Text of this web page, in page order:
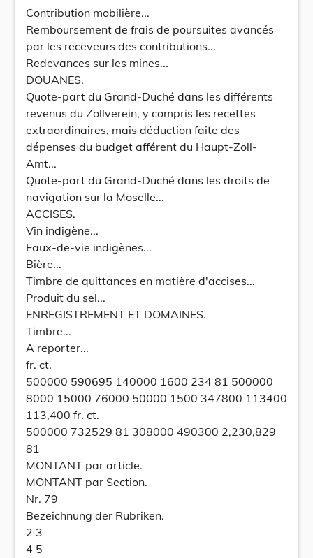
Contribution mobilière...
Remboursement de frais de poursuites avancés
par les receveurs des contributions...
Redevances sur les mines...
DOUANES.
Quote-part du Grand-Duché dans les différents
revenus du Zollverein, y compris les recettes
extraordinaires, mais déduction faite des
dépenses du budget afférent du Haupt-Zoll-
Amt...
Quote-part du Grand-Duché dans les droits de
navigation sur la Moselle...
ACCISES.
Vin indigène...
Eaux-de-vie indigènes...
Bière...
Timbre de quittances en matière d'accises...
Produit du sel...
ENREGISTREMENT ET DOMAINES.
Timbre...
A reporter...
fr. ct.
500000 590695 140000 1600 234 81 500000
8000 15000 76000 50000 1500 347800 113400
113,400 fr. ct.
500000 732529 81 308000 490300 2,230,829
81
MONTANT par article.
MONTANT par Section.
Nr. 79
Bezeichnung der Rubriken.
2 3
4 5